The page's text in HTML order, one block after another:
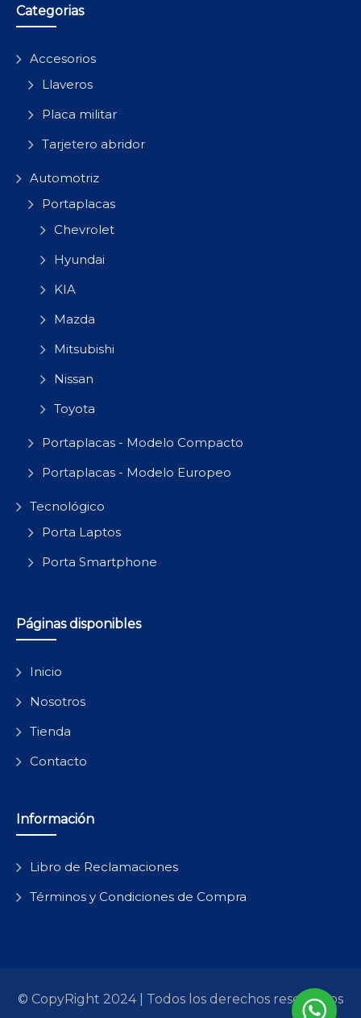
Categorias
Accesorios
Llaveros
Placa militar
Tarjetero abridor
Automotriz
Portaplacas
Chevrolet
Hyundai
KIA
Mazda
Mitsubishi
Nissan
Toyota
Portaplacas - Modelo Compacto
Portaplacas - Modelo Europeo
Tecnológico
Porta Laptos
Porta Smartphone
Páginas disponibles
Inicio
Nosotros
Tienda
Contacto
Información
Libro de Reclamaciones
Términos y Condiciones de Compra
© CopyRight 2024 | Todos los derechos reservados